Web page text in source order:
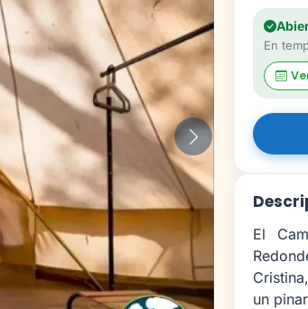
Siguiente
En
El
un